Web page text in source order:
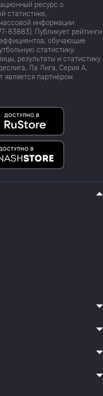
ресурс о
статистике,
информации
83883). Публикует рейтинги
обучающие
статистику:
результаты и статистику
Ла Лига, Серия А,
партнёром